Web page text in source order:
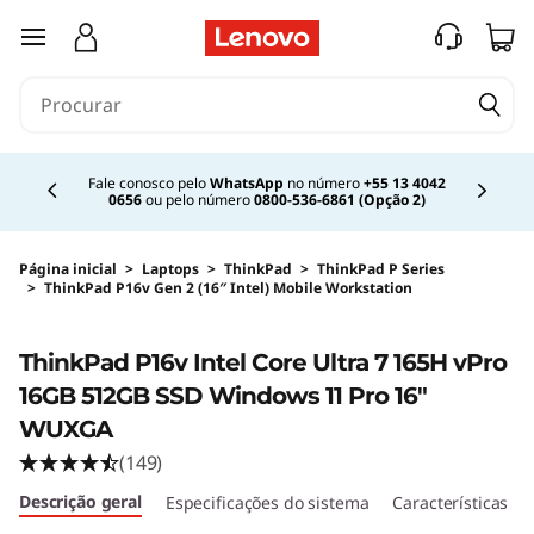
saltar para o conteúdo principal
Fale conosco peloWhatsApp no número+55 13 4042
0656ou pelo número0800-536-6861 (Opção 2)
Página inicial > Laptops > ThinkPad > ThinkPad P Series
> ThinkPad P16v Gen 2 (16″ Intel) Mobile Workstation
ThinkPad P16v Intel Core Ultra 7 165H vPro
16GB 512GB SSD Windows 11 Pro 16"
WUXGA
(149)
Descrição geral Especificações do sistema Características